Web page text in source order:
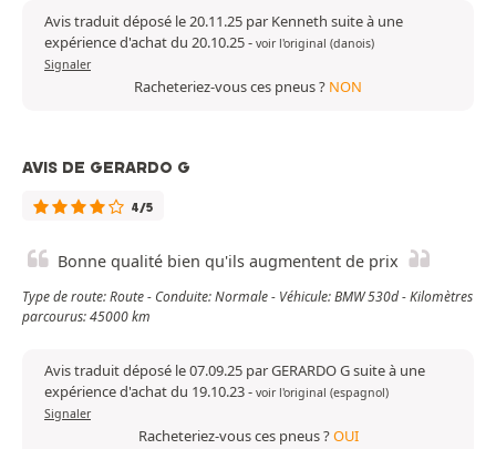
Avis traduit déposé le 20.11.25 par Kenneth suite à une
expérience d'achat du 20.10.25- voir l'original (danois)
Signaler
Racheteriez-vous ces pneus ? NON
AVIS DE GERARDO G
4/5
Bonne qualité bien qu'ils augmentent de prix
Type de route: Route - Conduite: Normale - Véhicule: BMW 530d - Kilomètres
parcourus: 45000 km
Avis traduit déposé le 07.09.25 par GERARDO G suite à une
expérience d'achat du 19.10.23- voir l'original (espagnol)
Signaler
Racheteriez-vous ces pneus ?OUI